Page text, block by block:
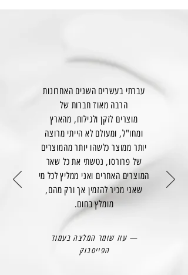
עברתי בעשרים השנים האחרונות
הרבה מאוד חברות של
מוצרים לזקן ולגילוח, מהארץ
ומחו"ל, ומעולם לא הייתי מרוצה
יותר ממוצר כלשהו יותר מהמוצרים
של פרורסו, נטשתי את כל שאר
המוצרים האחרים ואני ממליץ לכל מי
שאני מכיר להזמין אך ורק מהם,
מומלץ בחום.
— עוז שומר המלצה בעמוד
הפייסבוק